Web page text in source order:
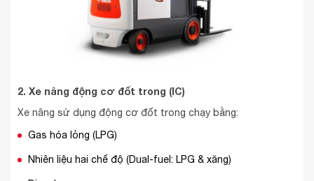
2. Xe nâng động cơ đốt trong (IC)
Xe nâng sử dụng động cơ đốt trong chạy bằng:
Gas hóa lỏng (LPG)
Nhiên liệu hai chế độ (Dual-fuel: LPG & xăng)